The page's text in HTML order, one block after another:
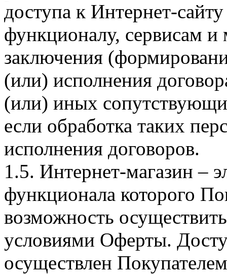
доступа к Интернет-
функционалу, сервисам и
заключения
(или) исполнения
(или) иных
если обработка таких
исполнения договоров.
1.5. Интернет-магазин –
функционала которого
возможность
условиями Оферты.
осуществлен